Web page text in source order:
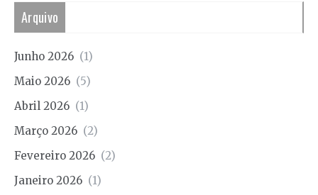
Arquivo
Junho 2026 (1)
Maio 2026 (5)
Abril 2026 (1)
Março 2026 (2)
Fevereiro 2026 (2)
Janeiro 2026 (1)